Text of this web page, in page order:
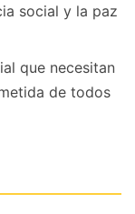
social y la paz
que necesitan
de todos